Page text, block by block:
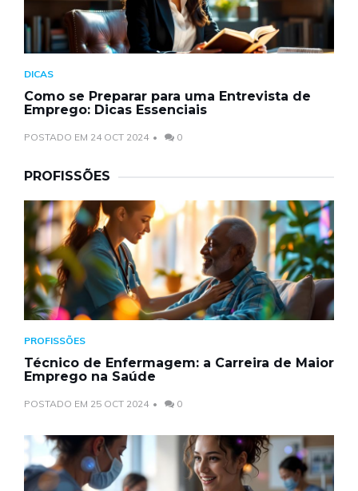
DICAS
Como se Preparar para uma Entrevista de
Emprego: Dicas Essenciais
POSTADO EM 24 OCT 2024 0
PROFISSÕES
PROFISSÕES
Técnico de Enfermagem: a Carreira de Maior
Emprego na Saúde
POSTADO EM 25 OCT 2024 0